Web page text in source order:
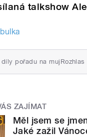
talkshow
pořadu na mujRozhlas
ZAJÍMAT
Měl jsem se
Jaké zažil